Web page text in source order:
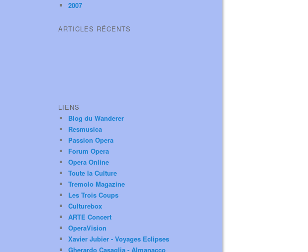
2007
ARTICLES RÉCENTS
LIENS
Blog du Wanderer
Resmusica
Passion Opera
Forum Opera
Opera Online
Toute la Culture
Tremolo Magazine
Les Trois Coups
Culturebox
ARTE Concert
OperaVision
Xavier Jubier - Voyages Eclipses
Gherardo Casaglia - Almanacco